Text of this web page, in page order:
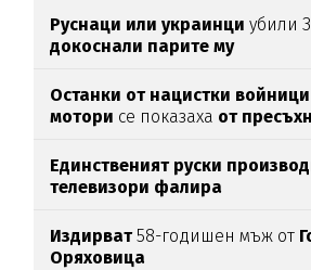
Руснаци или украинци убили
докоснали парите му
Останки от нацистки
мотори се показаха от
Единственият руски
телевизори фалира
Издирват58-годишен мъж от
Оряховица